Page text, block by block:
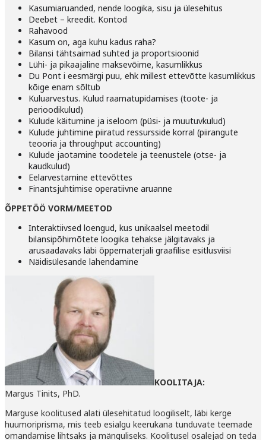
Kasumiaruanded, nende loogika, sisu ja ülesehitus
Deebet – kreedit. Kontod
Rahavood
Kasum on, aga kuhu kadus raha?
Bilansi tähtsaimad suhted ja proportsioonid
Lühi- ja pikaajaline maksevõime, kasumlikkus
Du Pont i eesmärgi puu, ehk millest ettevõtte kasumlikkus
kõige enam sõltub
Kuluarvestus. Kulud raamatupidamises (toote- ja
perioodikulud)
Kulude käitumine ja iseloom (püsi- ja muutuvkulud)
Kulude juhtimine piiratud ressursside korral (piirangute
teooria ja throughput accounting)
Kulude jaotamine toodetele ja teenustele (otse- ja
kaudkulud)
Eelarvestamine ettevõttes
Finantsjuhtimise operatiivne aruanne
ÕPPETÖÖ VORM/MEETOD
Interaktiivsed loengud, kus unikaalsel meetodil
bilansipõhimõtete loogika tehakse jälgitavaks ja
arusaadavaks läbi õppematerjali graafilise esitlusviisi
Näidisülesande lahendamine
KOOLITAJA:
Margus Tinits, PhD.
Marguse koolitused alati ülesehitatud loogiliselt, läbi kerge
huumoriprisma, mis teeb esialgu keerukana tunduvate teemade
omandamise lihtsaks ja mänguliseks. Koolitusel osalejad on teda